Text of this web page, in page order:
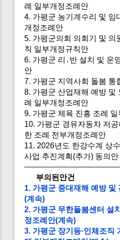
례 일부개정조례안
4. 가평군 농기계수리 및 임
개정조례안
5. 가평군의회 의회기 및 의
칙 일부개정규칙안
6. 가평군 리․반 설치 및 운
안
7. 가평군 지역사회 돌봄 통
8. 가평군 산업재해 예방 및
례 일부개정조례안
9. 가평군 체육 진흥 조례
10. 가평군 경유자동차 저
한 조례 전부개정조례안
11. 2026년도 한강수계 상
사업 추진계획(추가) 동의안
부의된안건
1. 가평군 중대재해 예방 및
(계속)
2. 가평군 무한돌봄센터 설
정조례안(계속)
3. 가평군 장기등·인체조직